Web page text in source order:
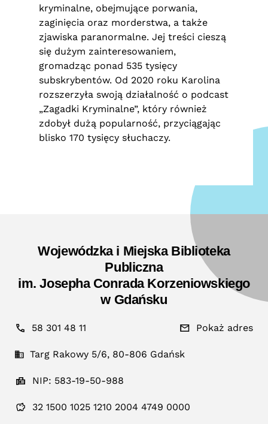
kryminalne, obejmujące porwania,
zaginięcia oraz morderstwa, a także
zjawiska paranormalne. Jej treści cieszą
się dużym zainteresowaniem,
gromadząc ponad 535 tysięcy
subskrybentów. Od 2020 roku Karolina
rozszerzyła swoją działalność o podcast
„Zagadki Kryminalne”, który również
zdobył dużą popularność, przyciągając
blisko 170 tysięcy słuchaczy.
Wojewódzka i Miejska Biblioteka
Publiczna
im. Josepha Conrada Korzeniowskiego
w Gdańsku
58 301 48 11 Pokaż adres
Targ Rakowy 5/6, 80-806 Gdańsk
NIP: 583-19-50-988
32 1500 1025 1210 2004 4749 0000